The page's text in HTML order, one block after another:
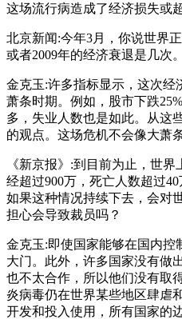
这场流行病造成了经济损失或
北京新闻:今年3月，你说世界
或者2009年的经济衰退是几次
金克玉:许多指标显示，这次经
萧条时期。例如，股市下跌
多，失业人数也是如此。从这
的观点。这场危机不会像大萧
《新京报》:到目前为止，世
经超过900万，死亡人数超过
如果这种情况持续下去，会对
担心会导致裁员吗？
金克玉:即使国家能够在国内控
大门。此外，许多国家没有做
也不太合作，所以他们没有取
炎病毒仍在世界某些地区肆虐
开发和投入使用，所有国家的